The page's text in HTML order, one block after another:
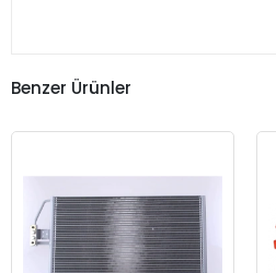
Benzer Ürünler